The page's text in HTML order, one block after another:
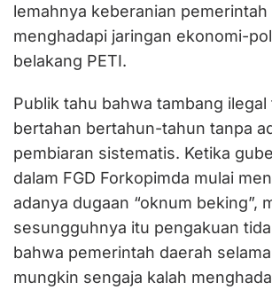
lemahnya keberanian pemerintah
menghadapi jaringan ekonomi-
belakang PETI.
Publik tahu bahwa tambang
bertahan bertahun-tahun tanpa
pembiaran sistematis. Ketika
dalam FGD Forkopimda mulai
adanya dugaan “oknum beking”,
sesungguhnya itu pengakuan
bahwa pemerintah daerah
mungkin sengaja kalah